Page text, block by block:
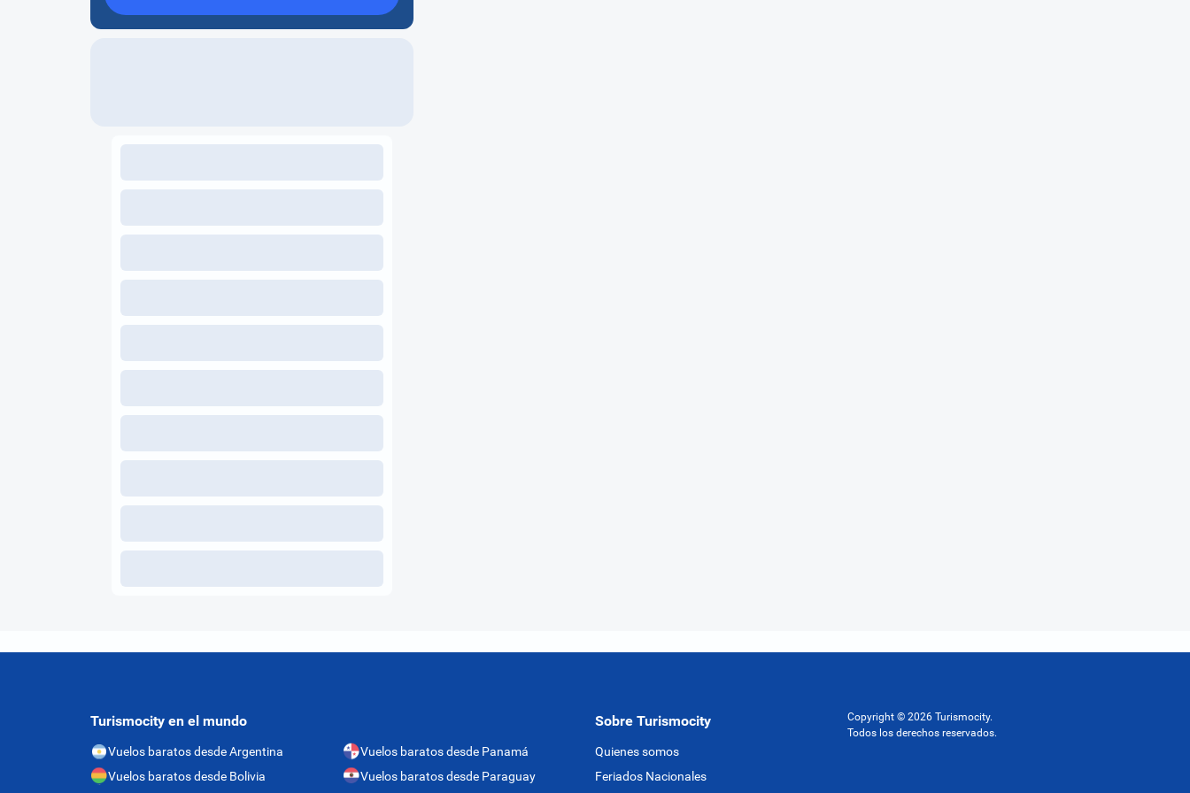
Turismocity en el mundo
Vuelos baratos desde Argentina
Vuelos baratos desde Bolivia
Vuelos baratos desde Panamá
Vuelos baratos desde Paraguay
Sobre Turismocity
Quienes somos
Feriados Nacionales
Copyright © 2026 Turismocity.
Todos los derechos reservados.